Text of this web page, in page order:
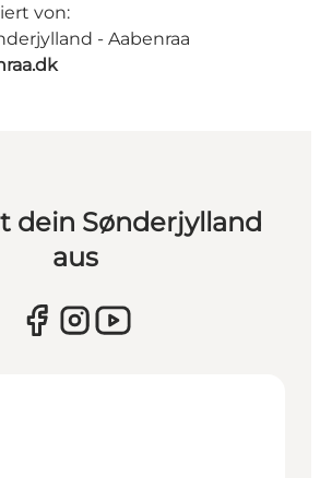
von:
- Aabenraa
dein Sønderjylland
aus